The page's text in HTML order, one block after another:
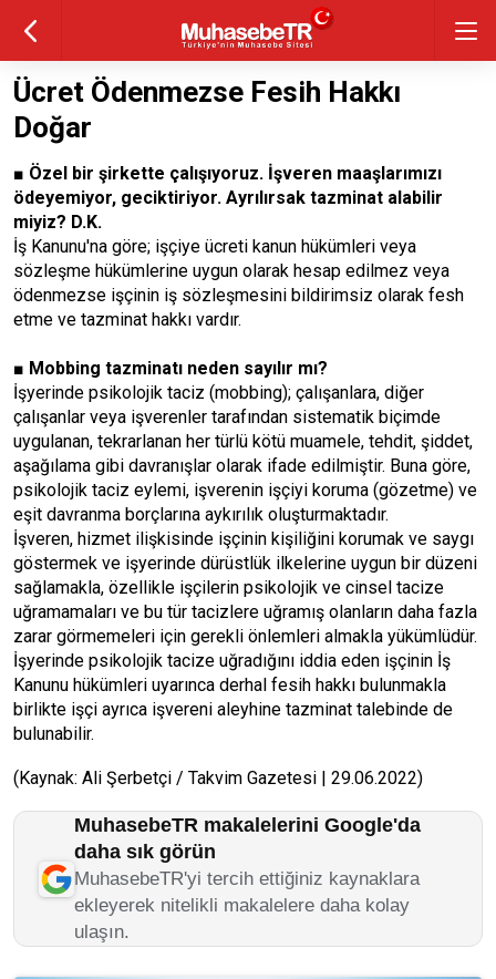
Ücret Ödenmezse Fesih Hakkı
Doğar
■ Özel bir şirkette çalışıyoruz. İşveren maaşlarımızı
ödeyemiyor, geciktiriyor. Ayrılırsak tazminat alabilir
miyiz? D.K.
İş Kanunu'na göre; işçiye ücreti kanun hükümleri veya
sözleşme hükümlerine uygun olarak hesap edilmez veya
ödenmezse işçinin iş sözleşmesini bildirimsiz olarak fesh
etme ve tazminat hakkı vardır.
■ Mobbing tazminatı neden sayılır mı?
İşyerinde psikolojik taciz (mobbing); çalışanlara, diğer
çalışanlar veya işverenler tarafından sistematik biçimde
uygulanan, tekrarlanan her türlü kötü muamele, tehdit, şiddet,
aşağılama gibi davranışlar olarak ifade edilmiştir. Buna göre,
psikolojik taciz eylemi, işverenin işçiyi koruma (gözetme) ve
eşit davranma borçlarına aykırılık oluşturmaktadır.
İşveren, hizmet ilişkisinde işçinin kişiliğini korumak ve saygı
göstermek ve işyerinde dürüstlük ilkelerine uygun bir düzeni
sağlamakla, özellikle işçilerin psikolojik ve cinsel tacize
uğramamaları ve bu tür tacizlere uğramış olanların daha fazla
zarar görmemeleri için gerekli önlemleri almakla yükümlüdür.
İşyerinde psikolojik tacize uğradığını iddia eden işçinin İş
Kanunu hükümleri uyarınca derhal fesih hakkı bulunmakla
birlikte işçi ayrıca işvereni aleyhine tazminat talebinde de
bulunabilir.
(Kaynak: Ali Şerbetçi / Takvim Gazetesi | 29.06.2022)
MuhasebeTR makalelerini Google'da
daha sık görün
MuhasebeTR'yi tercih ettiğiniz kaynaklara
ekleyerek nitelikli makalelere daha kolay
ulaşın.